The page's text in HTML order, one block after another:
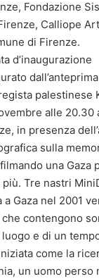
Fondazione
Calliope
di Firenze.
d’inaugurazione
palestinese
alle 20.30
in presenza
sulla
una Gaza
Tre nastri
Gaza nel 2001
contengono
e di un
come la
un uomo perso